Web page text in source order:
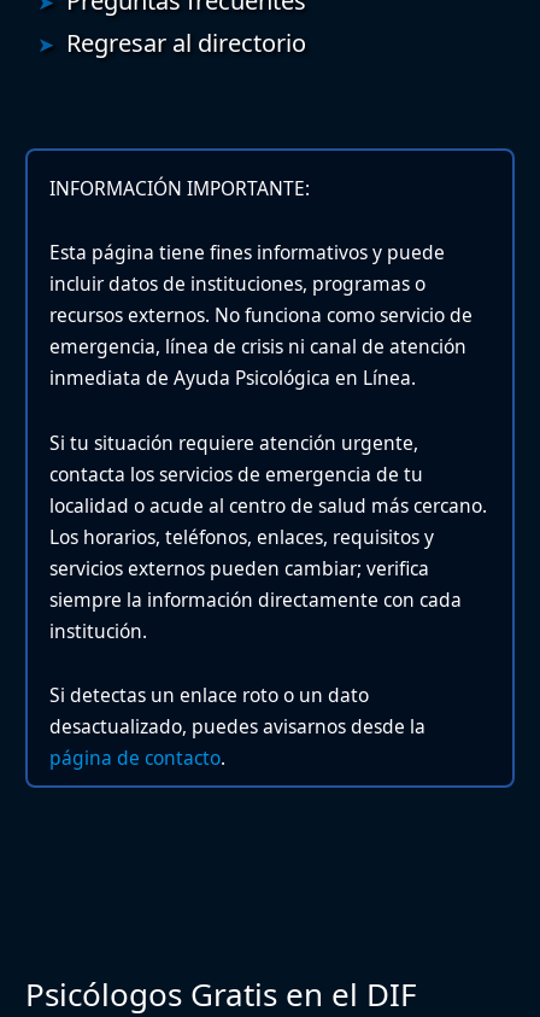
Regresar al directorio
INFORMACIÓN IMPORTANTE:
Esta página tiene fines informativos y puede
incluir datos de instituciones, programas o
recursos externos. No funciona como servicio de
emergencia, línea de crisis ni canal de atención
inmediata de Ayuda Psicológica en Línea.
Si tu situación requiere atención urgente,
contacta los servicios de emergencia de tu
localidad o acude al centro de salud más cercano.
Los horarios, teléfonos, enlaces, requisitos y
servicios externos pueden cambiar; verifica
siempre la información directamente con cada
institución.
Si detectas un enlace roto o un dato
desactualizado, puedes avisarnos desde la
página de contacto.
Psicólogos Gratis en el DIF